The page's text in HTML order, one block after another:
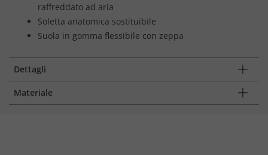
raffreddato ad aria
Soletta anatomica sostituibile
Suola in gomma flessibile con zeppa
Dettagli
Materiale